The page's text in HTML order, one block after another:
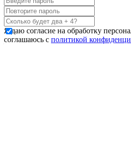
Я даю согласие на обработку
соглашаюсь с политикой